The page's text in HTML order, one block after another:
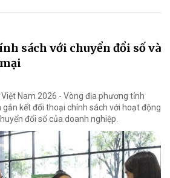
sách với chuyển đổi số và
Nam 2026 - Vòng địa phương tỉnh
gắn kết đối thoại chính sách với hoạt động
đổi số của doanh nghiệp.